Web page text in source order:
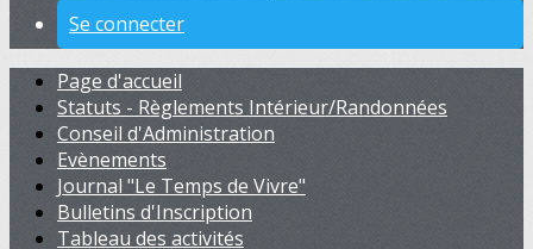
Se connecter
Page d'accueil
Statuts - Règlements Intérieur/Randonnées
Conseil d'Administration
Evènements
Journal "Le Temps de Vivre"
Bulletins d'Inscription
Tableau des activités